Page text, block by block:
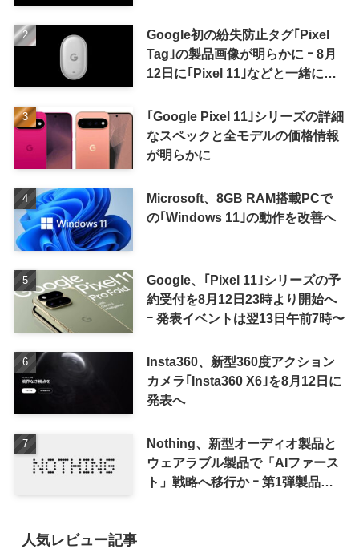
Google初の紛失防止タグ｢Pixel
Tag｣の製品画像が明らかに ｰ 8月
12日に｢Pixel 11｣などと一緒に発
｢Google Pixel 11｣シリーズの詳細
なスペックと全モデルの価格情報
が明らかに
Microsoft、8GB RAM搭載PCで
の｢Windows 11｣の動作を改善へ
Google、｢Pixel 11｣シリーズの予
約受付を8月12日23時より開始へ
ｰ 発表イベントは翌13日午前7時〜
Insta360、新型360度アクション
カメラ｢Insta360 X6｣を8月12日に
発表へ
Nothing、新型オーディオ製品と
ウェアラブル製品で「AIファース
ト」戦略へ移行か ｰ 第1弾製品は
人気レビュー記事